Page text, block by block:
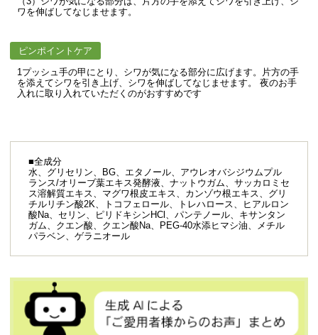
ワを伸ばしてなじませます。
ピンポイントケア
1プッシュ手の甲にとり、シワが気になる部分に広げます。片方の手
を添えてシワを引き上げ、シワを伸ばしてなじませます。 夜のお手
入れに取り入れていただくのがおすすめです
■全成分
水、グリセリン、BG、エタノール、アウレオバシジウムプル
ランス/オリーブ葉エキス発酵液、ナットウガム、サッカロミセ
ス溶解質エキス、マグワ根皮エキス、カンゾウ根エキス、グリ
チルリチン酸2K、トコフェロール、トレハロース、ヒアルロン
酸Na、セリン、ピリドキシンHCl、パンテノール、キサンタン
ガム、クエン酸、クエン酸Na、PEG-40水添ヒマシ油、メチル
パラベン、ゲラニオール